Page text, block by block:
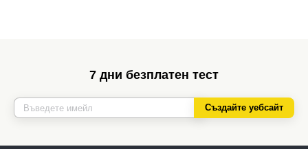
7 дни безплатен тест
Създайте уебсайт